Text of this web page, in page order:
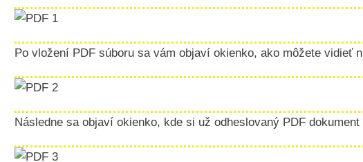
Po vložení PDF súboru sa vám objaví okienko, ako môžete vidieť
Následne sa objaví okienko, kde si už odheslovaný PDF dokument